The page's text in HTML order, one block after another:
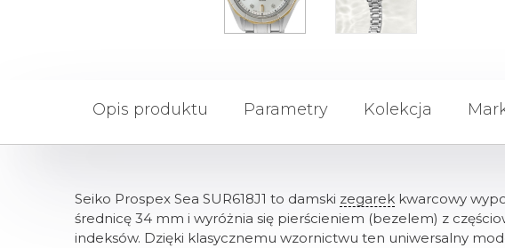
Opis produktu Parametry Kolekcja
Seiko Prospex Sea SUR618J1 to damski zegarek kwarcowy
średnicę 34 mm i wyróżnia się pierścieniem (bezelem) z
indeksów. Dzięki klasycznemu wzornictwu ten uniwersalny